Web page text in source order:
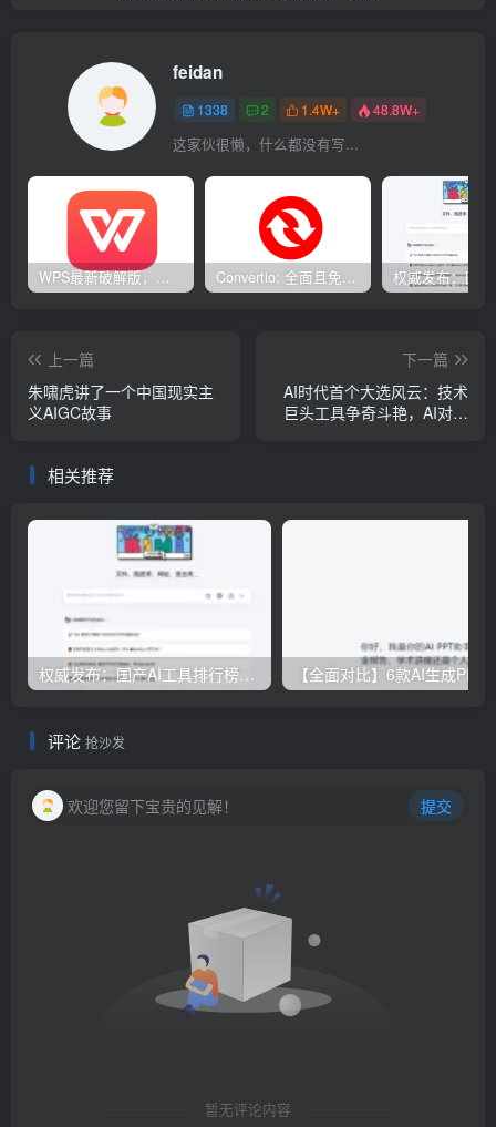
feidan
1338 2 1.4W+ 48.8W+
这家伙很懒，什么都没有写...
WPS最新破解版，已永久激活，无限制使用！ Convertio: 全面且免费的在线文件转换工具
上一篇
朱啸虎讲了一个中国现实主
义AIGC故事
下一篇
AI时代首个大选风云：技术
巨头工具争奇斗艳，AI对选
相关推荐
权威发布：国产AI工具排行榜TOP10，必备神器一览无余
评论 抢沙发
欢迎您留下宝贵的见解！ 提交
暂无评论内容